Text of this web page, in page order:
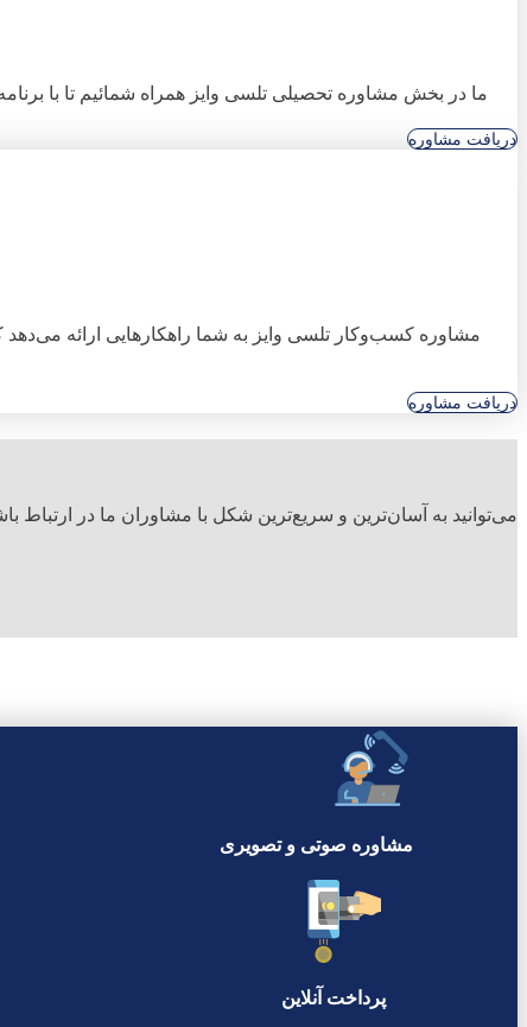
ما در بخش مشاوره تحصیلی تلسی وایز همراه شمائیم تا با
دریافت مشاوره
مشاوره کسب‌وکار تلسی وایز به شما راهکارهایی ارائه
دریافت مشاوره
می‌توانید به آسان‌ترین و سریع‌ترین شکل با مشاوران ما در
مشاوره صوتی و تصویری
پرداخت آنلاین